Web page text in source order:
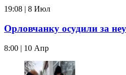
19:08 | 8 Июл
Орловчанку осудили за
8:00 | 10 Апр